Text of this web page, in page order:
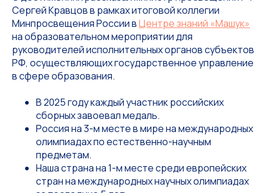
Сергей Кравцов в рамках итоговой коллегии
Минпросвещения России вЦентре знаний «Машук»
на образовательном мероприятии для
руководителей исполнительных органов субъектов
РФ, осуществляющих государственное управление
в сфере образования.
В 2025 году каждый участник российских
сборных завоевал медаль.
Россия на 3-м месте в мире на международных
олимпиадах по естественно-научным
предметам.
Наша страна на 1-м месте среди европейских
стран на международных научных олимпиадах